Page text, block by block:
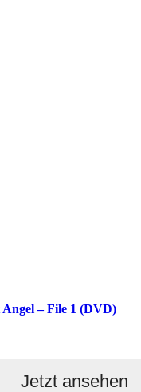
– File 1 (DVD)
Jetzt ansehen